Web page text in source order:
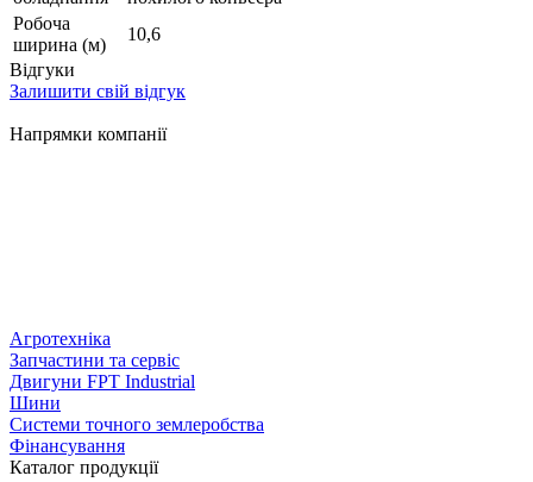
Робоча
ширина (м)
10,6
Відгуки
Залишити свій відгук
Напрямки компанії
Агротехніка
Запчастини та сервіс
Двигуни FPT Industrial
Шини
Системи точного землеробства
Фінансування
Каталог продукції